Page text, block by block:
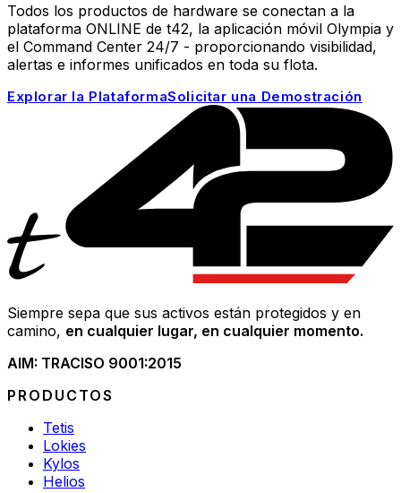
Todos los productos de hardware se conectan a la
plataforma ONLINE de t42, la aplicación móvil Olympia y
el Command Center 24/7 - proporcionando visibilidad,
alertas e informes unificados en toda su flota.
Explorar la PlataformaSolicitar una Demostración
Siempre sepa que sus activos están protegidos y en
camino, en cualquier lugar, en cualquier momento.
AIM: TRACISO 9001:2015
PRODUCTOS
Tetis
Lokies
Kylos
Helios